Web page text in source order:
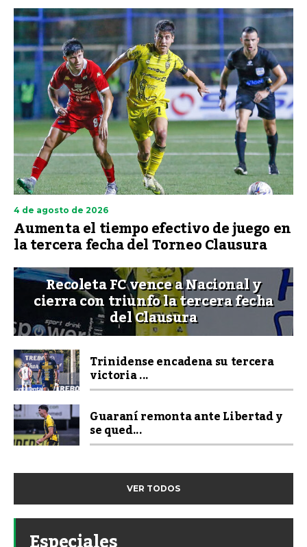
4 de agosto de 2026
Aumenta el tiempo efectivo de juego en
la tercera fecha del Torneo Clausura
Recoleta FC vence a Nacional y
cierra con triunfo la tercera fecha
del Clausura
Trinidense encadena su tercera
victoria ...
Guaraní remonta ante Libertad y
se qued...
VER TODOS